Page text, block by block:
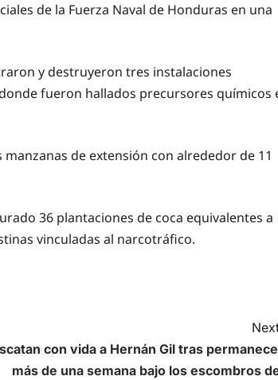
de la Fuerza Naval de Honduras en una
y destruyeron tres instalaciones
fueron hallados precursores químicos
de extensión con alrededor de 11
36 plantaciones de coca equivalentes a
vinculadas al narcotráfico.
con vida a Hernán Gil tras
más de una semana bajo los escombros